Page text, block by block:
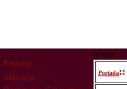
Portada
Vaticano
www
Portada::